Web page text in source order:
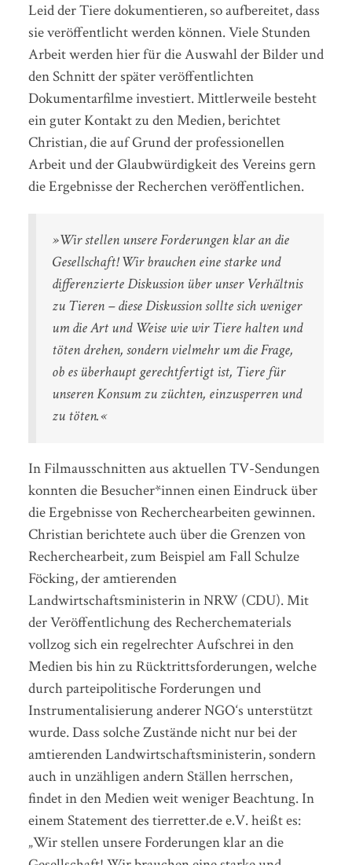
Leid der Tiere dokumentieren, so aufbereitet, dass
sie veröffentlicht werden können. Viele Stunden
Arbeit werden hier für die Auswahl der Bilder und
den Schnitt der später veröffentlichten
Dokumentarfilme investiert. Mittlerweile besteht
ein guter Kontakt zu den Medien, berichtet
Christian, die auf Grund der professionellen
Arbeit und der Glaubwürdigkeit des Vereins gern
die Ergebnisse der Recherchen veröffentlichen.
»Wir stellen unsere Forderungen klar an die
Gesellschaft! Wir brauchen eine starke und
differenzierte Diskussion über unser Verhältnis
zu Tieren – diese Diskussion sollte sich weniger
um die Art und Weise wie wir Tiere halten und
töten drehen, sondern vielmehr um die Frage,
ob es überhaupt gerechtfertigt ist, Tiere für
unseren Konsum zu züchten, einzusperren und
zu töten.«
In Filmausschnitten aus aktuellen TV-Sendungen
konnten die Besucher*innen einen Eindruck über
die Ergebnisse von Recherchearbeiten gewinnen.
Christian berichtete auch über die Grenzen von
Recherchearbeit, zum Beispiel am Fall Schulze
Föcking, der amtierenden
Landwirtschaftsministerin in NRW (CDU). Mit
der Veröffentlichung des Recherchematerials
vollzog sich ein regelrechter Aufschrei in den
Medien bis hin zu Rücktrittsforderungen, welche
durch parteipolitische Forderungen und
Instrumentalisierung anderer NGO‘s unterstützt
wurde. Dass solche Zustände nicht nur bei der
amtierenden Landwirtschaftsministerin, sondern
auch in unzähligen andern Ställen herrschen,
findet in den Medien weit weniger Beachtung. In
einem Statement des tierretter.de e.V. heißt es:
„Wir stellen unsere Forderungen klar an die